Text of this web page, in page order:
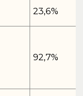
23,6%
92,7%